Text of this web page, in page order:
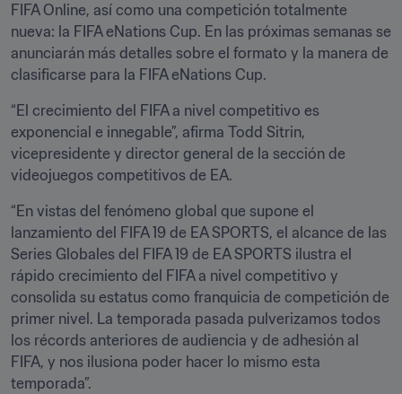
FIFA Online, así como una competición totalmente
nueva: la FIFA eNations Cup. En las próximas semanas se
anunciarán más detalles sobre el formato y la manera de
clasificarse para la FIFA eNations Cup.
“El crecimiento del FIFA a nivel competitivo es
exponencial e innegable”, afirma Todd Sitrin,
vicepresidente y director general de la sección de
videojuegos competitivos de EA.
“En vistas del fenómeno global que supone el
lanzamiento del FIFA 19 de EA SPORTS, el alcance de las
Series Globales del FIFA 19 de EA SPORTS ilustra el
rápido crecimiento del FIFA a nivel competitivo y
consolida su estatus como franquicia de competición de
primer nivel. La temporada pasada pulverizamos todos
los récords anteriores de audiencia y de adhesión al
FIFA, y nos ilusiona poder hacer lo mismo esta
temporada”.